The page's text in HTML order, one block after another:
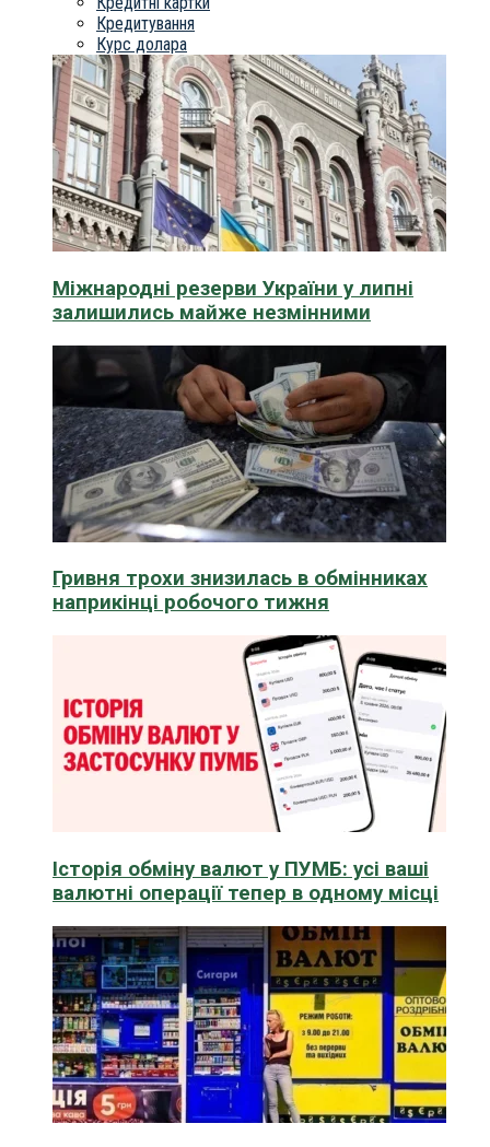
Кредитування
Курс долара
Міжнародні резерви України у липні
залишились майже незмінними
Гривня трохи знизилась в обмінниках
наприкінці робочого тижня
Історія обміну валют у ПУМБ: усі ваші
валютні операції тепер в одному місці